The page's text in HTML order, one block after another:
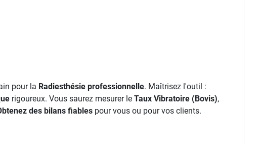
pour la Radiesthésie professionnelle. Maîtrisez l'outil :
rigoureux. Vous saurez mesurer leTaux Vibratoire (Bovis),
des bilans fiables pour vous ou pour vos clients.